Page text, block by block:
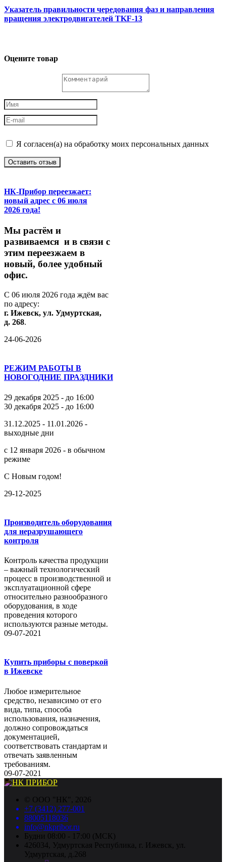
Указатель правильности чередования фаз и направления
вращения электродвигателей TKF-13
Оцените товар
Я согласен(а) на обработку моих персональных данных
Оставить отзыв
НК-Прибор переезжает:
новый адрес с 06 июля
2026 года!
Мы растём и
развиваемся и в связи с
этим переезжаем в
новый, более удобный
офис.
С 06 июля 2026 года ждём вас
по адресу:
г. Ижевск, ул. Удмуртская,
д. 268.
24-06-2026
РЕЖИМ РАБОТЫ В
НОВОГОДНИЕ ПРАЗДНИКИ
29 декабря 2025 - до 16:00
30 декабря 2025 - до 16:00
31.12.2025 - 11.01.2026 -
выходные дни
с 12 января 2026 - в обычном
режиме
С Новым годом!
29-12-2025
Производитель оборудования
для неразрушающего
контроля
Контроль качества продукции
– важный технологический
процесс в производственной и
эксплуатационной сфере
относительно разнообразного
оборудования, в ходе
проведения которого
используются разные методы.
09-07-2021
Купить приборы с поверкой
в Ижевске
Любое измерительное
средство, независимо от его
вида, типа, способа
использования, назначения,
должно сопровождаться
документацией,
соответствовать стандартам и
отвечать заявленным
требованиям.
09-07-2021
© ООО "НК", 2026
+7 (3412) 277-001
88005118036
info@nkpribor.ru
Будни 08:00 - 17:00 (МСК)
426034, Удмуртская Республика, г. Ижевск, ул.
Удмуртская, д.268